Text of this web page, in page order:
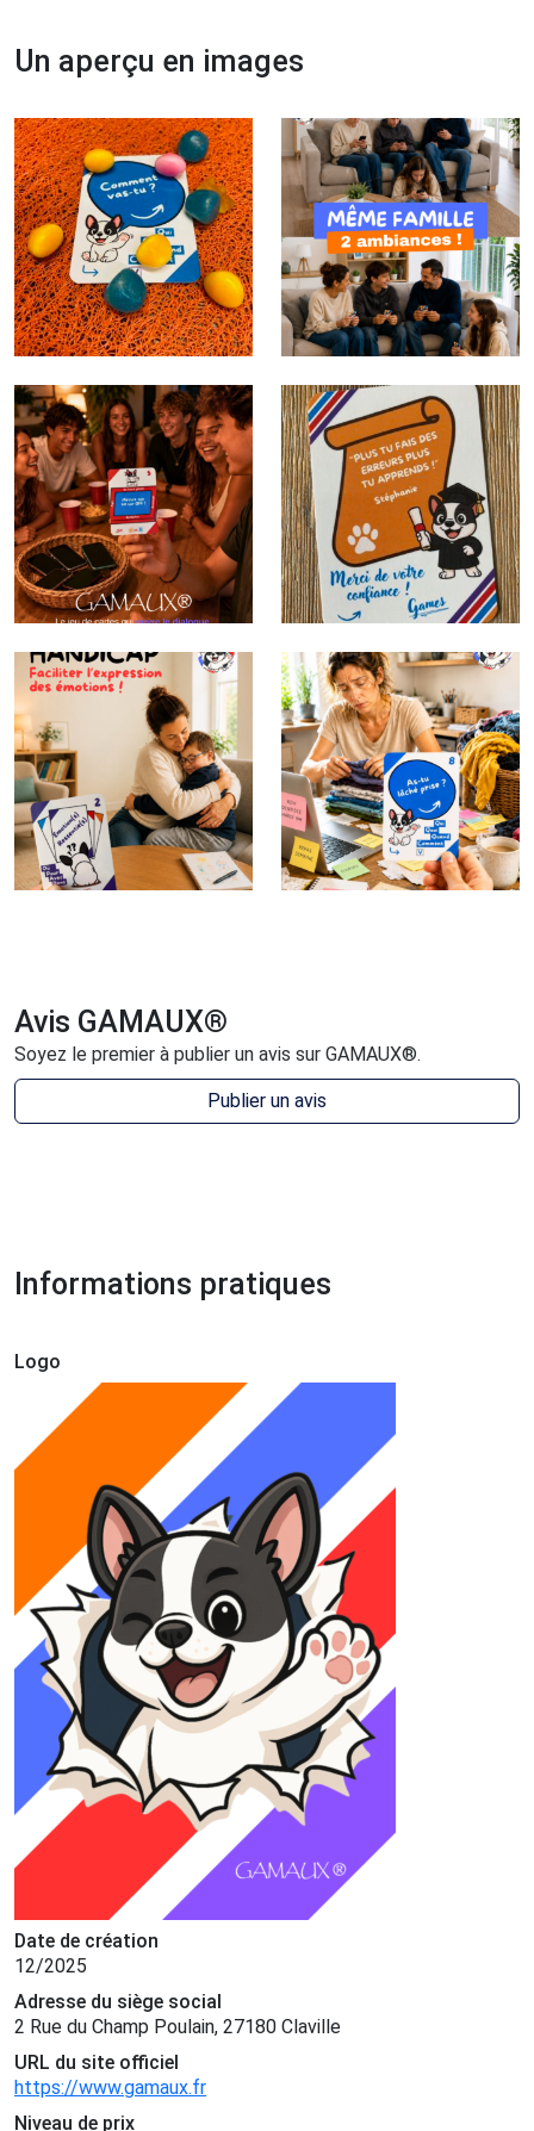
Un aperçu en images
Avis GAMAUX®
Soyez le premier à publier un avis sur GAMAUX®.
Publier un avis
Informations pratiques
Logo
Date de création
12/2025
Adresse du siège social
2 Rue du Champ Poulain, 27180 Claville
URL du site officiel
https://www.gamaux.fr
Niveau de prix